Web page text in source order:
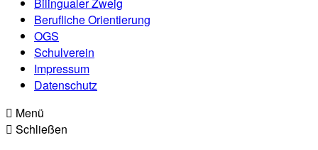
Berufliche Orientierung
OGS
Schulverein
Impressum
Datenschutz
Menü
Schließen